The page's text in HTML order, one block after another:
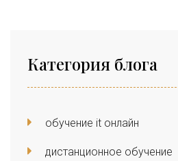
Категория блога
обучение it онлайн
дистанционное обучение